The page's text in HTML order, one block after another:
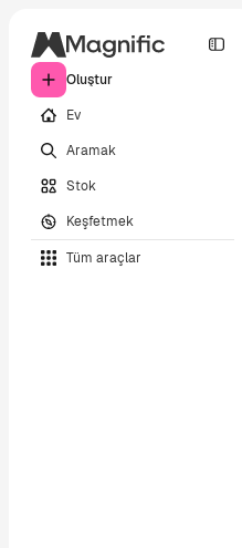
Oluştur
Ev
Aramak
Stok
Keşfetmek
Tüm araçlar